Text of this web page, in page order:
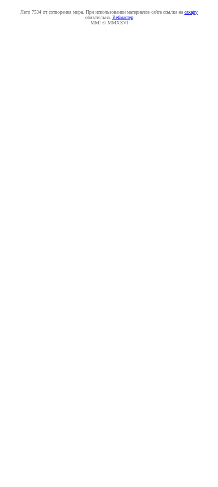
Лето 7534 от сотворения мира. При использовании материалов сайта ссылка на caxapу
обязательна. Вебмастер
MMI © MMXXVI